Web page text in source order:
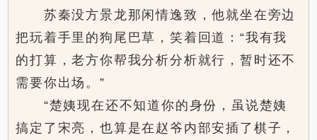
苏秦没方景龙那闲情逸致，他就坐在旁边
把玩着手里的狗尾巴草，笑着回道：“我有我
的打算，老方你帮我分析分析就行，暂时还不
需要你出场。”
“楚姨现在还不知道你的身份，虽说楚姨
搞定了宋亮，也算是在赵爷内部安插了棋子，